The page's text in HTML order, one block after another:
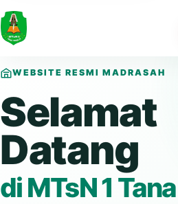
WEBSITE RESMI MADRASAH
Selamat
Datang
di MTsN 1